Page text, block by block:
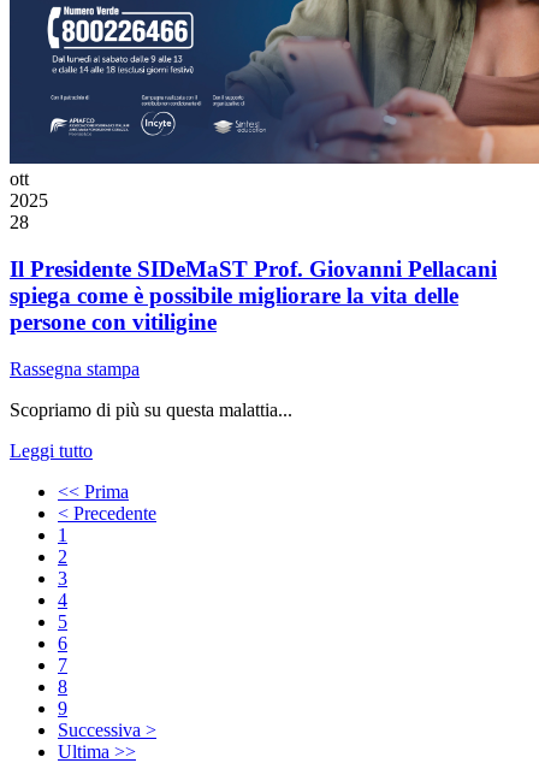
ott
2025
28
Il Presidente SIDeMaST Prof. Giovanni Pellacani
spiega come è possibile migliorare la vita delle
persone con vitiligine
Rassegna stampa
Scopriamo di più su questa malattia...
Leggi tutto
<< Prima
< Precedente
1
2
3
4
5
6
7
8
9
Successiva >
Ultima >>